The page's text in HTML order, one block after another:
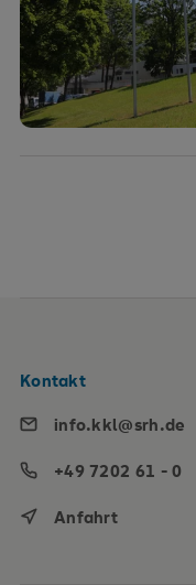
Kontakt
info.kkl@srh.de
+49 7202 61 - 0
Anfahrt